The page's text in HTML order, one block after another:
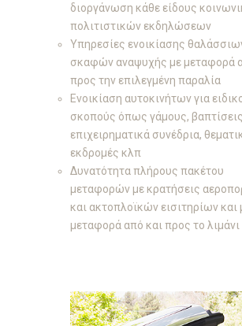
διοργάνωση κάθε είδους
πολιτιστικών εκδηλώσεων
Υπηρεσίες ενοικίασης
σκαφών αναψυχής με μεταφορά
προς την επιλεγμένη παραλία
Ενοικίαση αυτοκινήτων για
σκοπούς όπως γάμους,
επιχειρηματικά συνέδρια,
εκδρομές κλπ
Δυνατότητα πλήρους πακέτου
μεταφορών με κρατήσεις
και ακτοπλοϊκών εισιτηρίων και
μεταφορά από και προς το λιμάνι